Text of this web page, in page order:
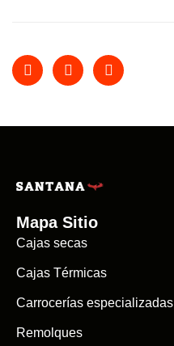
Mapa Sitio
Cajas secas
Cajas Térmicas
Carrocerías especializadas
Remolques